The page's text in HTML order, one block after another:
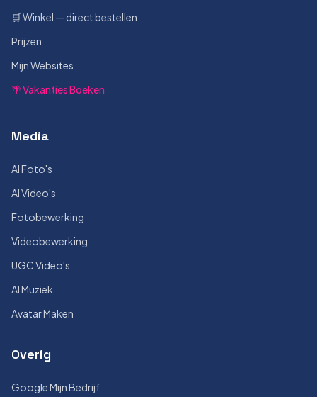
🛒 Winkel — direct bestellen
Prijzen
Mijn Websites
🌴 Vakanties Boeken
Media
AI Foto's
AI Video's
Fotobewerking
Videobewerking
UGC Video's
AI Muziek
Avatar Maken
Overig
Google Mijn Bedrijf